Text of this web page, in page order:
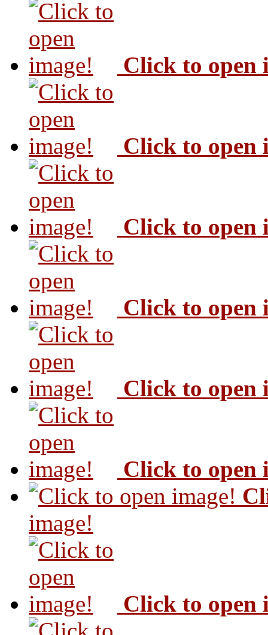
Click to open
Click to open
Click to open
Click to open
Click to open
Click to open
image!
Click to open